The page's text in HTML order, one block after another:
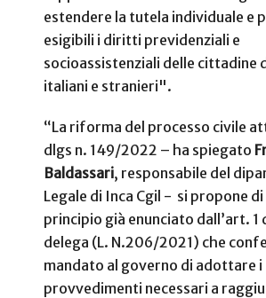
estendere la tutela individuale e
esigibili i diritti previdenziali e
socioassistenziali delle cittadine
italiani e stranieri".
“La riforma del processo civile
dlgs n. 149/2022 – ha spiegato
Baldassari, responsabile del
Legale di Inca Cgil - si propone
principio già enunciato dall’art. 1
delega (L. N.206/2021) che
mandato al governo di adottare i
provvedimenti necessari a